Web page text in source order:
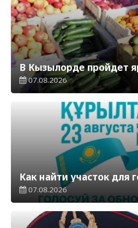
В Кызылорде пройдет
07.08.2026
Как найти участок для
07.08.2026